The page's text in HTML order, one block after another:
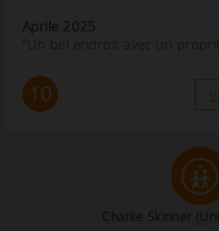
Aprile 2025
“Un bel endroit avec un
10
Charlie Skinner